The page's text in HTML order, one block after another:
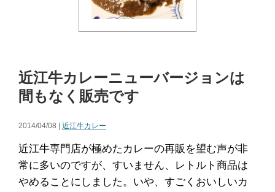
近江牛カレーニューバージョンは
間もなく販売です
2014/04/08 | 近江牛カレー
近江牛専門店が極めたカレーの再販を望む声が非
常に多いのですが、すいません、レトルト商品は
やめることにしました。いや、すごくおいしいカ